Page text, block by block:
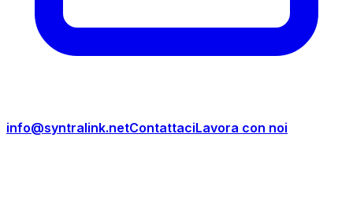
info@syntralink.netContattaciLavora con noi